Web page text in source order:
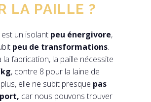
LA PAILLE ?
est un isolant peu énergivore,
peu de transformations.
la fabrication, la paille nécessite
, contre 8 pour la laine de
elle ne subit presque pas
car nous pouvons trouver